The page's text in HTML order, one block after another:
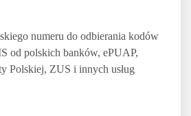
numeru do odbierania kodów
od polskich banków, ePUAP,
Polskiej, ZUS i innych usług